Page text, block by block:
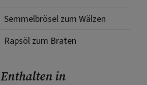
Semmelbrösel zum Wälzen
Rapsöl zum Braten
Enthalten in